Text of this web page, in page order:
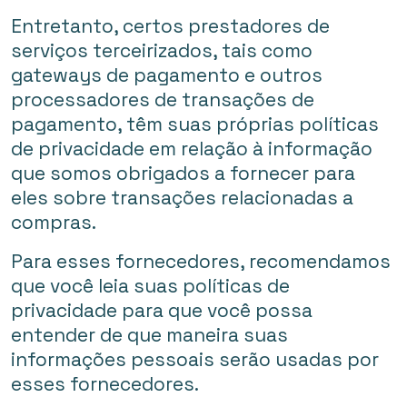
Entretanto, certos prestadores de
serviços terceirizados, tais como
gateways de pagamento e outros
processadores de transações de
pagamento, têm suas próprias políticas
de privacidade em relação à informação
que somos obrigados a fornecer para
eles sobre transações relacionadas a
compras.
Para esses fornecedores, recomendamos
que você leia suas políticas de
privacidade para que você possa
entender de que maneira suas
informações pessoais serão usadas por
esses fornecedores.